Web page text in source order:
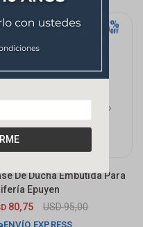
De Ducha Embutida Para
Epuyen
80,75 USD95,00
ENVÍO EXPRESS